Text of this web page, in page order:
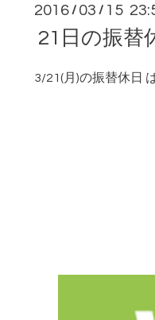
2016 / 03 / 15
21日の振替
3/21(月)の振替休日